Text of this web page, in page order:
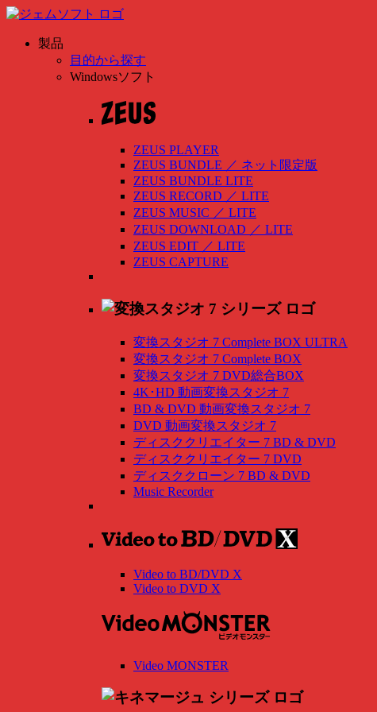
製品
目的から探す
Windowsソフト
ZEUS PLAYER
ZEUS BUNDLE ／ ネット限定版
ZEUS BUNDLE LITE
ZEUS RECORD ／ LITE
ZEUS MUSIC ／ LITE
ZEUS DOWNLOAD ／ LITE
ZEUS EDIT ／ LITE
ZEUS CAPTURE
変換スタジオ 7 Complete BOX ULTRA
変換スタジオ 7 Complete BOX
変換スタジオ 7 DVD総合BOX
4K･HD 動画変換スタジオ 7
BD & DVD 動画変換スタジオ 7
DVD 動画変換スタジオ 7
ディスククリエイター 7 BD & DVD
ディスククリエイター 7 DVD
ディスククローン 7 BD & DVD
Music Recorder
Video to BD/DVD X
Video to DVD X
Video MONSTER